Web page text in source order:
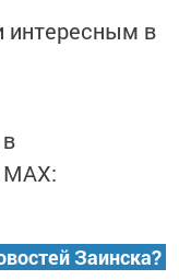
в
Заинска?